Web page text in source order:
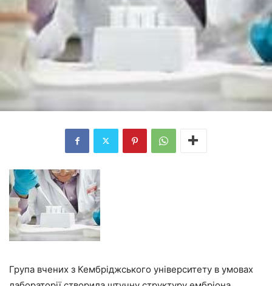
Група вчених з Кембріджського університету в умовах